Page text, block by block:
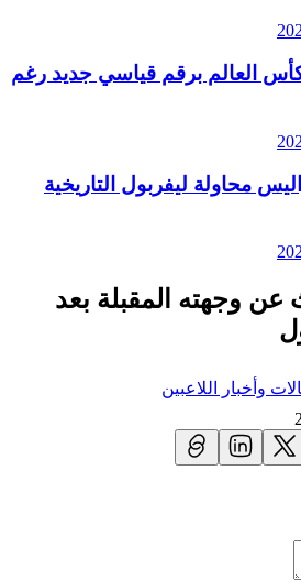
كأس العالم برقم قياسي جديد رغم
محاولة ليفربول التاريخية
وجهته المقبلة بعد
وأخبار اللاعبين